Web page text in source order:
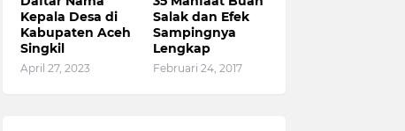
Kepala Desa di
Kabupaten Aceh
Singkil
April 27, 2023
Salak dan Efek
Sampingnya
Lengkap
Februari 24, 2017